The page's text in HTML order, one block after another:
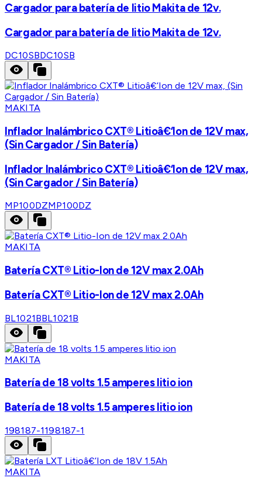
Cargador para batería de litio Makita de 12v.
Cargador para batería de litio Makita de 12v.
DC10SBDC10SB
MAKITA
Inflador Inalámbrico CXT® Litioâ€‘Ion de 12V max,
(Sin Cargador / Sin Batería)
Inflador Inalámbrico CXT® Litioâ€‘Ion de 12V max,
(Sin Cargador / Sin Batería)
MP100DZMP100DZ
MAKITA
Batería CXT® Litio-Ion de 12V max 2.0Ah
Batería CXT® Litio-Ion de 12V max 2.0Ah
BL1021BBL1021B
MAKITA
Batería de 18 volts 1.5 amperes litio ion
Batería de 18 volts 1.5 amperes litio ion
198187-1198187-1
MAKITA